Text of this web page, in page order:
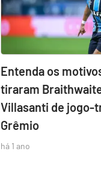
Entenda os
tiraram
Villasanti de jogo-
Grêmio
há 1 ano